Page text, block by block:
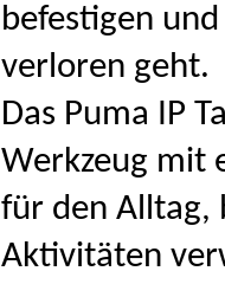
befestigen
verloren geht.
Das Puma IP
Werkzeug mit
für den Alltag,
Aktivitäten